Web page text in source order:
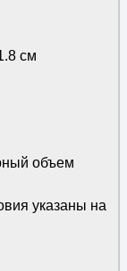
см
объем
указаны на